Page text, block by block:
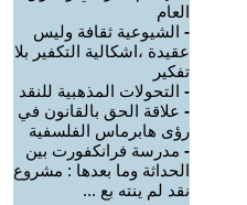
العام
- الشيوعية ثقافة وليس
عقيدة ،اشكالية التكفير بلا
تفكير
- التحولات المذهبية للنقد
- علاقة الحق بالقانون في
رؤى هابرماس الفلسفية
- مدرسة فرانكفورت بين
الحداثة وما بعدها : مشروع
نقد لم ينته بع ...